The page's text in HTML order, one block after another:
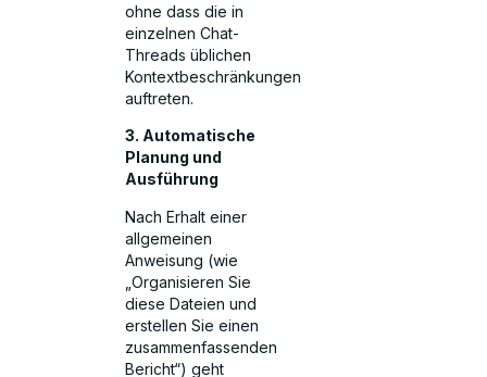
ohne dass die in
einzelnen Chat-
Threads üblichen
Kontextbeschränkungen
auftreten.
3. Automatische
Planung und
Ausführung
Nach Erhalt einer
allgemeinen
Anweisung (wie
„Organisieren Sie
diese Dateien und
erstellen Sie einen
zusammenfassenden
Bericht“) geht